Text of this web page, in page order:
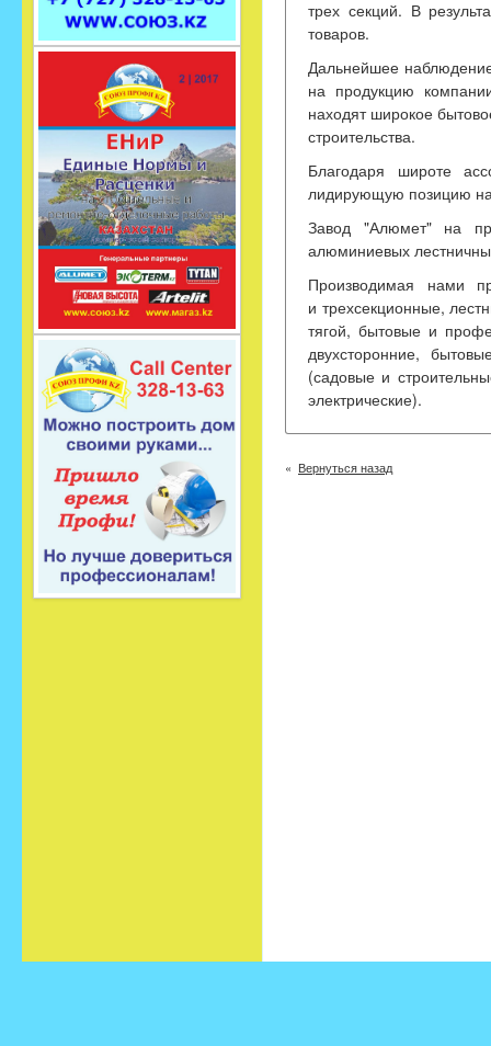
трех секций. В
товаров.
Дальнейшее
на продукцию
находят широкое
строительства.
Благодаря широте
лидирующую позицию
Завод "Алюмет" на
алюминиевых
Производимая нами
и трехсекционные,
тягой, бытовые и
двухсторонние,
(садовые и
электрические).
Вернуться назад